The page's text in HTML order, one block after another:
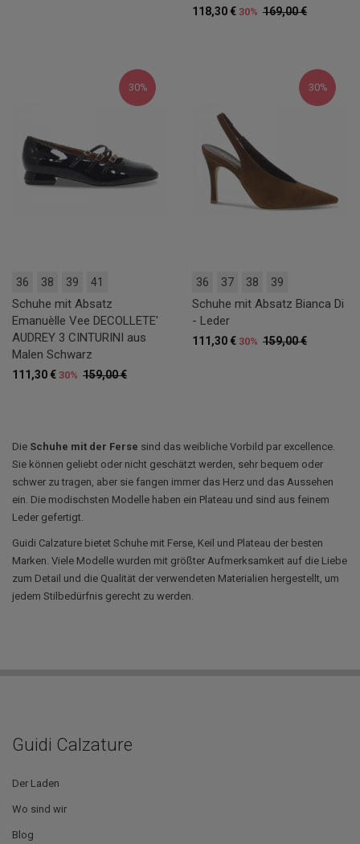
169,00 €
118,30 € 30%
30%
36 38 39 41
Schuhe mit Absatz
Emanuèlle Vee DECOLLETE'
AUDREY 3 CINTURINI aus
Malen Schwarz
159,00 €
111,30 € 30%
30%
36 37 38 39
Schuhe mit Absatz Bianca Di
- Leder
159,00 €
111,30 € 30%
Die Schuhe mit der Ferse sind das weibliche Vorbild par excellence.
Sie können geliebt oder nicht geschätzt werden, sehr bequem oder
schwer zu tragen, aber sie fangen immer das Herz und das Aussehen
ein. Die modischsten Modelle haben ein Plateau und sind aus feinem
Leder gefertigt.
Guidi Calzature bietet Schuhe mit Ferse, Keil und Plateau der besten
Marken. Viele Modelle wurden mit größter Aufmerksamkeit auf die Liebe
zum Detail und die Qualität der verwendeten Materialien hergestellt, um
jedem Stilbedürfnis gerecht zu werden.
Guidi Calzature
Der Laden
Wo sind wir
Blog